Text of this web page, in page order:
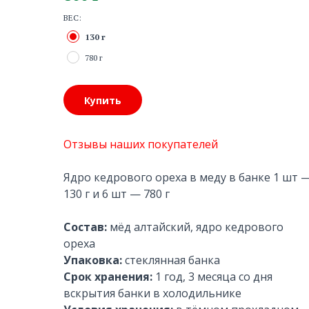
ВЕС:
130 г
780 г
Купить
Отзывы наших покупателей
Ядро кедрового ореха в меду в банке 1 шт
130 г и 6 шт — 780 г
Состав: мёд алтайский, ядро кедрового
ореха
Упаковка:стеклянная банка
Срок хранения: 1 год, 3 месяца со дня
вскрытия банки в холодильнике